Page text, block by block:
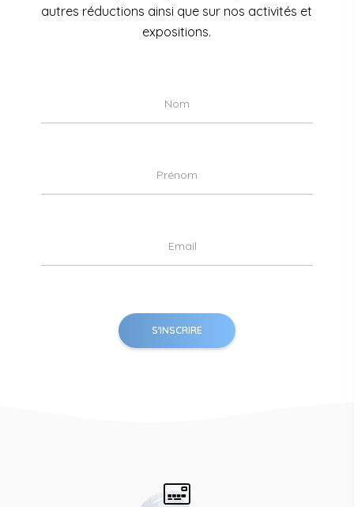
autres réductions ainsi que sur nos activités et
expositions.